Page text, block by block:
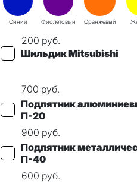
Синий Фиолетовый Оранжевый
200 руб.
Шильдик Mitsubishi
700 руб.
Подпятник
П-20
900 руб.
Подпятник
П-40
600 руб.